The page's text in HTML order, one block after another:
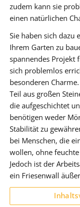
zudem kann sie
einen natürlichen
Sie haben sich dazu
Ihrem Garten zu
spannendes Projekt
sich problemlos
besonderen
Teil aus großen
die aufgeschichtet
benötigen weder
Stabilität zu
bei Menschen, die
wollen, ohne
Jedoch ist der
ein Friesenwall